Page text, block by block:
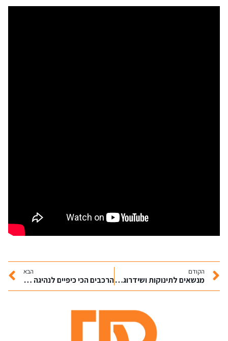
הקודם
מנשאים לתינוקות ושידרוג הלייף סטייל
הבא
הרכבים הכי כיפיים לנהיגה ומה הופך אותם לכל כך מהנים